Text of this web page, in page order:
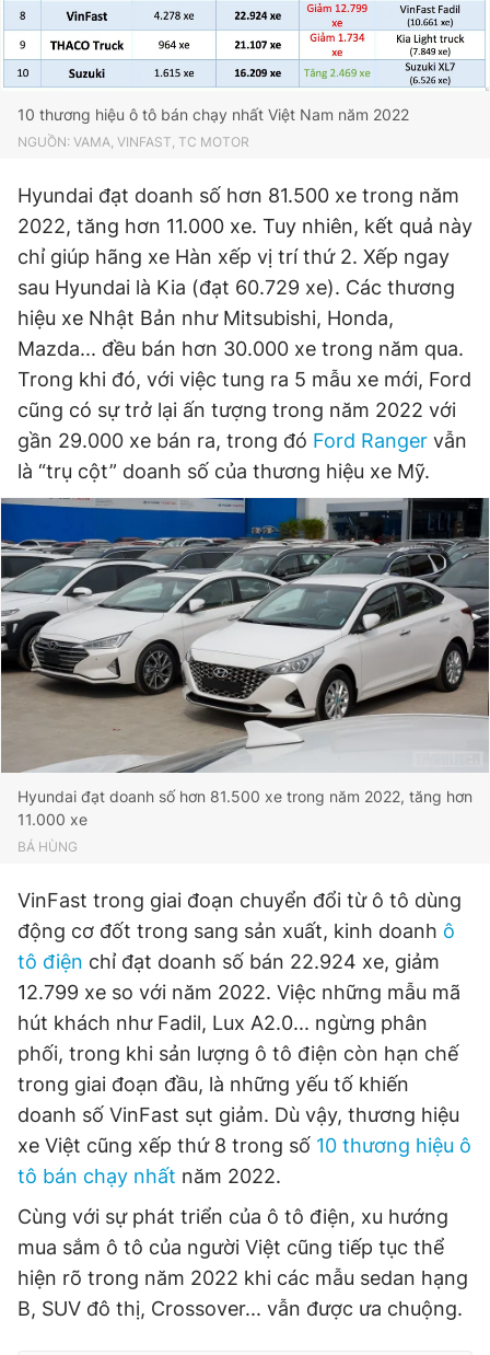
10 thương hiệu ô tô bán chạy nhất Việt Nam năm 2022
NGUỒN: VAMA, VINFAST, TC MOTOR
Hyundai đạt doanh số hơn 81.500 xe trong năm
2022, tăng hơn 11.000 xe. Tuy nhiên, kết quả này
chỉ giúp hãng xe Hàn xếp vị trí thứ 2. Xếp ngay
sau Hyundai là Kia (đạt 60.729 xe). Các thương
hiệu xe Nhật Bản như Mitsubishi, Honda,
Mazda... đều bán hơn 30.000 xe trong năm qua.
Trong khi đó, với việc tung ra 5 mẫu xe mới, Ford
cũng có sự trở lại ấn tượng trong năm 2022 với
gần 29.000 xe bán ra, trong đó Ford Ranger vẫn
là “trụ cột” doanh số của thương hiệu xe Mỹ.
Hyundai đạt doanh số hơn 81.500 xe trong năm 2022, tăng hơn
11.000 xe
BÁ HÙNG
VinFast trong giai đoạn chuyển đổi từ ô tô dùng
động cơ đốt trong sang sản xuất, kinh doanh ô
tô điện chỉ đạt doanh số bán 22.924 xe, giảm
12.799 xe so với năm 2022. Việc những mẫu mã
hút khách như Fadil, Lux A2.0... ngừng phân
phối, trong khi sản lượng ô tô điện còn hạn chế
trong giai đoạn đầu, là những yếu tố khiến
doanh số VinFast sụt giảm. Dù vậy, thương hiệu
xe Việt cũng xếp thứ 8 trong số 10 thương hiệu ô
tô bán chạy nhất năm 2022.
Cùng với sự phát triển của ô tô điện, xu hướng
mua sắm ô tô của người Việt cũng tiếp tục thể
hiện rõ trong năm 2022 khi các mẫu sedan hạng
B, SUV đô thị, Crossover... vẫn được ưa chuộng.